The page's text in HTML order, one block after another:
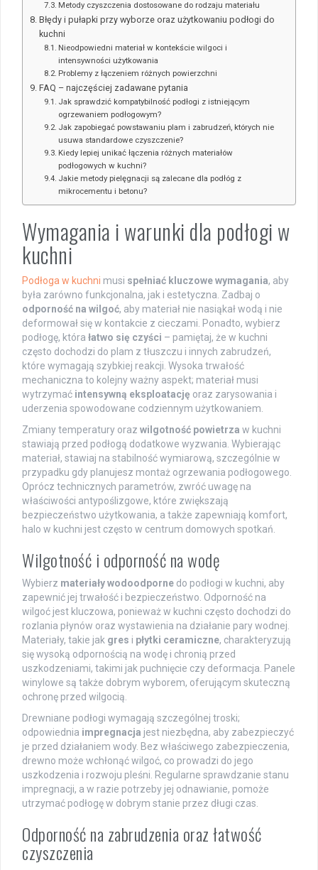
Metody czyszczenia dostosowane do rodzaju materiału
Błędy i pułapki przy wyborze oraz użytkowaniu podłogi do
kuchni
Nieodpowiedni materiał w kontekście wilgoci i
intensywności użytkowania
Problemy z łączeniem różnych powierzchni
FAQ – najczęściej zadawane pytania
Jak sprawdzić kompatybilność podłogi z istniejącym
ogrzewaniem podłogowym?
Jak zapobiegać powstawaniu plam i zabrudzeń, których nie
usuwa standardowe czyszczenie?
Kiedy lepiej unikać łączenia różnych materiałów
podłogowych w kuchni?
Jakie metody pielęgnacji są zalecane dla podłóg z
mikrocementu i betonu?
Wymagania i warunki dla podłogi w
kuchni
Podłoga w kuchni musi spełniać kluczowe wymagania, aby
była zarówno funkcjonalna, jak i estetyczna. Zadbaj o
odporność na wilgoć, aby materiał nie nasiąkał wodą i nie
deformował się w kontakcie z cieczami. Ponadto, wybierz
podłogę, która łatwo się czyści – pamiętaj, że w kuchni
często dochodzi do plam z tłuszczu i innych zabrudzeń,
które wymagają szybkiej reakcji. Wysoka trwałość
mechaniczna to kolejny ważny aspekt; materiał musi
wytrzymać intensywną eksploatację oraz zarysowania i
uderzenia spowodowane codziennym użytkowaniem.
Zmiany temperatury oraz wilgotność powietrza w kuchni
stawiają przed podłogą dodatkowe wyzwania. Wybierając
materiał, stawiaj na stabilność wymiarową, szczególnie w
przypadku gdy planujesz montaż ogrzewania podłogowego.
Oprócz technicznych parametrów, zwróć uwagę na
właściwości antypoślizgowe, które zwiększają
bezpieczeństwo użytkowania, a także zapewniają komfort,
halo w kuchni jest często w centrum domowych spotkań.
Wilgotność i odporność na wodę
Wybierz materiały wodoodporne do podłogi w kuchni, aby
zapewnić jej trwałość i bezpieczeństwo. Odporność na
wilgoć jest kluczowa, ponieważ w kuchni często dochodzi do
rozlania płynów oraz wystawienia na działanie pary wodnej.
Materiały, takie jak gres i płytki ceramiczne, charakteryzują
się wysoką odpornością na wodę i chronią przed
uszkodzeniami, takimi jak puchnięcie czy deformacja. Panele
winylowe są także dobrym wyborem, oferującym skuteczną
ochronę przed wilgocią.
Drewniane podłogi wymagają szczególnej troski;
odpowiednia impregnacja jest niezbędna, aby zabezpieczyć
je przed działaniem wody. Bez właściwego zabezpieczenia,
drewno może wchłonąć wilgoć, co prowadzi do jego
uszkodzenia i rozwoju pleśni. Regularne sprawdzanie stanu
impregnacji, a w razie potrzeby jej odnawianie, pomoże
utrzymać podłogę w dobrym stanie przez długi czas.
Odporność na zabrudzenia oraz łatwość
czyszczenia